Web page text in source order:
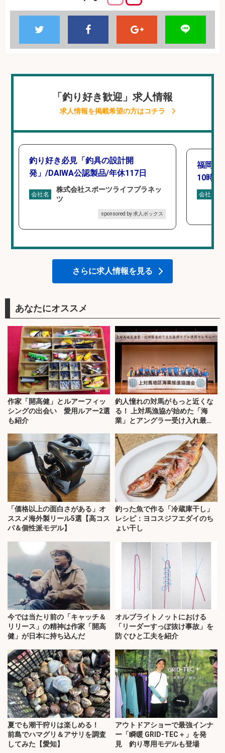
「釣り好き歓迎」求人情報
求人情報を掲載希望の方はコチラ
釣り好き必見「釣具の設計開
発」/DAIWA公認製品/年休117日
会社名
株式会社スポーツライフプラネッ
ツ
sponsored by 求人ボックス
福岡「
10時間
会社名
さらに求人情報を見る
あなたにオススメ
作家「開高健」とルアーフィッ
シングの出会い 愛用ルアー2選
も紹介
釣人憧れの対馬がもっと近くな
る！ 上対馬漁協が始めた「海
業」とアングラー受け入れ最前
「価格以上の面白さがある」オ
ススメ海外製リール5選【高コス
パ＆個性派モデル】
釣った魚で作る「冷蔵庫干し」
レシピ：ヨコスジフエダイのち
ょい干し
今では当たり前の「キャッチ＆
リリース」の精神は作家「開高
健」が日本に持ち込んだ
オルブライトノットにおける
「リーダーすっぽ抜け事故」を
防ぐひと工夫を紹介
夏でも潮干狩りは楽しめる！
前島でハマグリ＆アサリを調査
してみた【愛知】
アウトドアショーで最強インナ
ー「瞬暖 GRID-TEC＋」を発
見 釣り専用モデルも登場